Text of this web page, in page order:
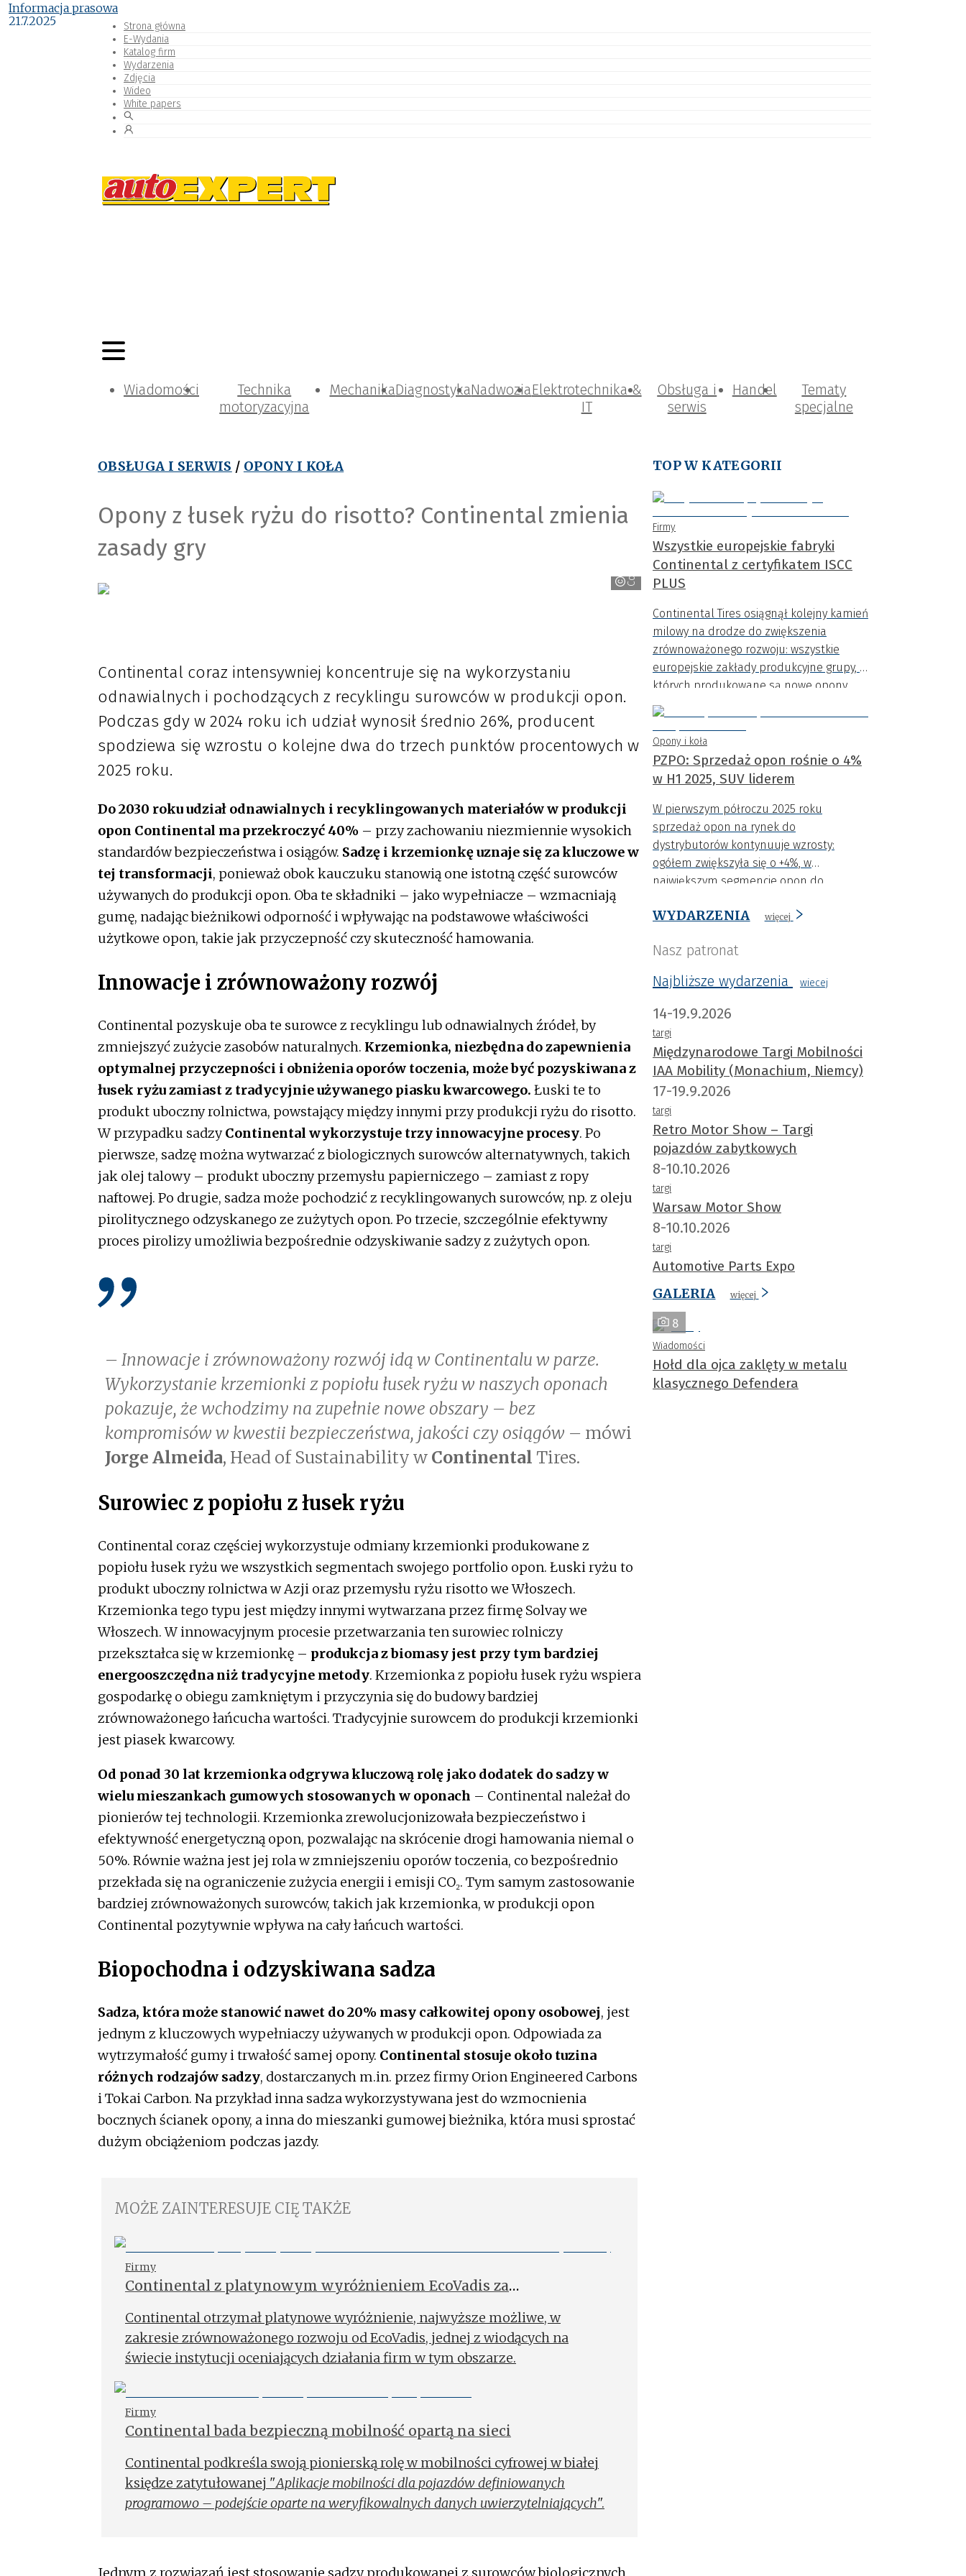
Strona główna
E-Wydania
Katalog firm
Wydarzenia
Zdjęcia
Wideo
White papers
Wiadomości
Technika
motoryzacyjna
MechanikaDiagnostykaNadwoziaElektrotechnika &
IT
Obsługa i
serwis
Handel
Tematy
specjalne
OBSŁUGA I SERWIS / OPONY I KOŁA
Opony z łusek ryżu do risotto? Continental zmienia
zasady gry
Informacja prasowa
21.7.2025
Continental coraz intensywniej koncentruje się na wykorzystaniu
odnawialnych i pochodzących z recyklingu surowców w produkcji opon.
Podczas gdy w 2024 roku ich udział wynosił średnio 26%, producent
spodziewa się wzrostu o kolejne dwa do trzech punktów procentowych w
2025 roku.
Do 2030 roku udział odnawialnych i recyklingowanych materiałów w produkcji
opon Continental ma przekroczyć 40% – przy zachowaniu niezmiennie wysokich
standardów bezpieczeństwa i osiągów. Sadzę i krzemionkę uznaje się za kluczowe w
tej transformacji, ponieważ obok kauczuku stanowią one istotną część surowców
używanych do produkcji opon. Oba te składniki – jako wypełniacze – wzmacniają
gumę, nadając bieżnikowi odporność i wpływając na podstawowe właściwości
użytkowe opon, takie jak przyczepność czy skuteczność hamowania.
Innowacje i zrównoważony rozwój
Continental pozyskuje oba te surowce z recyklingu lub odnawialnych źródeł, by
zmniejszyć zużycie zasobów naturalnych. Krzemionka, niezbędna do zapewnienia
optymalnej przyczepności i obniżenia oporów toczenia, może być pozyskiwana z
łusek ryżu zamiast z tradycyjnie używanego piasku kwarcowego. Łuski te to
produkt uboczny rolnictwa, powstający między innymi przy produkcji ryżu do risotto.
W przypadku sadzyContinental wykorzystuje trzy innowacyjne procesy. Po
pierwsze, sadzę można wytwarzać z biologicznych surowców alternatywnych, takich
jak olej talowy – produkt uboczny przemysłu papierniczego – zamiast z ropy
naftowej. Po drugie, sadza może pochodzić z recyklingowanych surowców, np. z oleju
pirolitycznego odzyskanego ze zużytych opon. Po trzecie, szczególnie efektywny
proces pirolizy umożliwia bezpośrednie odzyskiwanie sadzy z zużytych opon.
– Innowacje i zrównoważony rozwój idą w Continentalu w parze.
Wykorzystanie krzemionki z popiołu łusek ryżu w naszych oponach
pokazuje, że wchodzimy na zupełnie nowe obszary – bez
kompromisów w kwestii bezpieczeństwa, jakości czy osiągów – mówi
Jorge Almeida, Head of Sustainability w Continental Tires.
Surowiec z popiołu z łusek ryżu
Continental coraz częściej wykorzystuje odmiany krzemionki produkowane z
popiołu łusek ryżu we wszystkich segmentach swojego portfolio opon. Łuski ryżu to
produkt uboczny rolnictwa w Azji oraz przemysłu ryżu risotto we Włoszech.
Krzemionka tego typu jest między innymi wytwarzana przez firmę Solvay we
Włoszech. W innowacyjnym procesie przetwarzania ten surowiec rolniczy
przekształca się w krzemionkę – produkcja z biomasy jest przy tym bardziej
energooszczędna niż tradycyjne metody. Krzemionka z popiołu łusek ryżu wspiera
gospodarkę o obiegu zamkniętym i przyczynia się do budowy bardziej
zrównoważonego łańcucha wartości. Tradycyjnie surowcem do produkcji krzemionki
jest piasek kwarcowy.
Od ponad 30 lat krzemionka odgrywa kluczową rolę jako dodatek do sadzy w
wielu mieszankach gumowych stosowanych w oponach – Continental należał do
pionierów tej technologii. Krzemionka zrewolucjonizowała bezpieczeństwo i
efektywność energetyczną opon, pozwalając na skrócenie drogi hamowania niemal o
50%. Równie ważna jest jej rola w zmniejszeniu oporów toczenia, co bezpośrednio
przekłada się na ograniczenie zużycia energii i emisji CO₂. Tym samym zastosowanie
bardziej zrównoważonych surowców, takich jak krzemionka, w produkcji opon
Continental pozytywnie wpływa na cały łańcuch wartości.
Biopochodna i odzyskiwana sadza
Sadza, która może stanowić nawet do 20% masy całkowitej opony osobowej, jest
jednym z kluczowych wypełniaczy używanych w produkcji opon. Odpowiada za
wytrzymałość gumy i trwałość samej opony. Continental stosuje około tuzina
różnych rodzajów sadzy, dostarczanych m.in. przez firmy Orion Engineered Carbons
i Tokai Carbon. Na przykład inna sadza wykorzystywana jest do wzmocnienia
bocznych ścianek opony, a inna do mieszanki gumowej bieżnika, która musi sprostać
dużym obciążeniom podczas jazdy.
MOŻE ZAINTERESUJE CIĘ TAKŻE
Firmy
Continental z platynowym wyróżnieniem EcoVadis za
Continental otrzymał platynowe wyróżnienie, najwyższe możliwe, w
zakresie zrównoważonego rozwoju od EcoVadis, jednej z wiodących na
świecie instytucji oceniających działania firm w tym obszarze.
Firmy
Continental bada bezpieczną mobilność opartą na sieci
Continental podkreśla swoją pionierską rolę w mobilności cyfrowej w białej
księdze zatytułowanej "Aplikacje mobilności dla pojazdów definiowanych
programowo – podejście oparte na weryfikowalnych danych uwierzytelniających".
TOP W KATEGORII
Firmy
Wszystkie europejskie fabryki
Continental z certyfikatem ISCC
PLUS
Continental Tires osiągnął kolejny kamień
milowy na drodze do zwiększenia
zrównoważonego rozwoju: wszystkie
europejskie zakłady produkcyjne grupy, w
których produkowane są nowe opony,
otrzymały uznaną na całym świecie
międzynarodową certyfikację
zrównoważonego rozwoju i emisji
dwutlenku węgla (ISCC) PLUS.
Opony i koła
PZPO: Sprzedaż opon rośnie o 4%
w H1 2025, SUV liderem
W pierwszym półroczu 2025 roku
sprzedaż opon na rynek do
dystrybutorów kontynuuje wzrosty:
ogółem zwiększyła się o +4%, w
największym segmencie opon do
SUV aż o +20%.
WYDARZENIA więcej
Nasz patronat
Najbliższe wydarzenia
wiecej
14-19.9.2026
targi
Międzynarodowe Targi Mobilności
IAA Mobility (Monachium, Niemcy)
17-19.9.2026
targi
Retro Motor Show – Targi
pojazdów zabytkowych
8-10.10.2026
targi
Warsaw Motor Show
8-10.10.2026
targi
Automotive Parts Expo
GALERIA
więcej
8
Wiadomości
Hołd dla ojca zaklęty w metalu
klasycznego Defendera